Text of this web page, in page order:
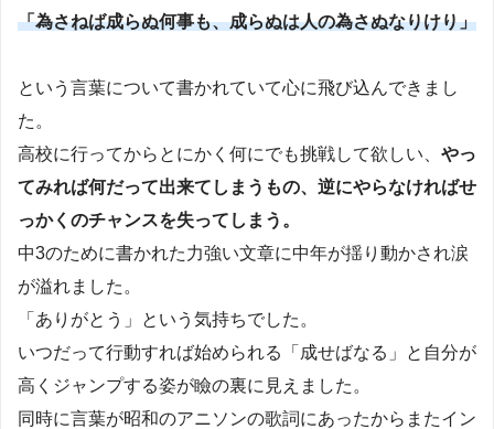
「為さねば成らぬ何事も、成らぬは人の為さぬなりけり」
という言葉について書かれていて心に飛び込んできまし
た。
高校に行ってからとにかく何にでも挑戦して欲しい、 やっ
てみれば何だって出来てしまうもの、逆にやらなければせ
っかくのチャンスを失ってしまう。
中3のために書かれた力強い文章に中年が揺り動かされ涙
が溢れました。
「ありがとう」という気持ちでした。
いつだって行動すれば始められる「成せばなる」と自分が
高くジャンプする姿が瞼の裏に見えました。
同時に言葉が昭和のアニソンの歌詞にあったからまたイン